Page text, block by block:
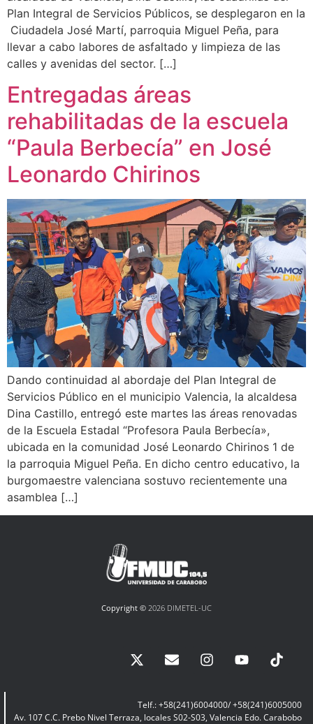
Plan Integral de Servicios Públicos, se desplegaron en la
Ciudadela José Martí, parroquia Miguel Peña, para
llevar a cabo labores de asfaltado y limpieza de las
calles y avenidas del sector. […]
Entregadas áreas
rehabilitadas de la escuela
“Paula Berbecía” en José
Leonardo Chirinos
Dando continuidad al abordaje del Plan Integral de
Servicios Público en el municipio Valencia, la alcaldesa
Dina Castillo, entregó este martes las áreas renovadas
de la Escuela Estadal “Profesora Paula Berbecía»,
ubicada en la comunidad José Leonardo Chirinos 1 de
la parroquia Miguel Peña. En dicho centro educativo, la
burgomaestre valenciana sostuvo recientemente una
asamblea […]
Copyright © 2026 DIMETEL-UC
Telf.: +58(241)6004000/ +58(241)6005000
Av. 107 C.C. Prebo Nivel Terraza, locales S02-S03, Valencia Edo. Carabobo